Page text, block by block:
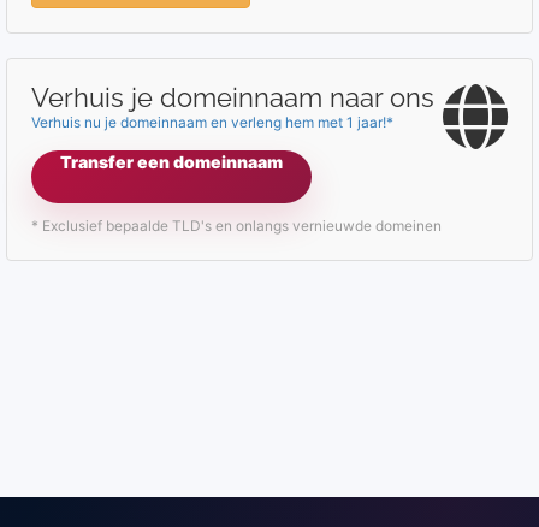
Verhuis je domeinnaam naar ons
Verhuis nu je domeinnaam en verleng hem met 1 jaar!*
Transfer een domeinnaam
* Exclusief bepaalde TLD's en onlangs vernieuwde domeinen